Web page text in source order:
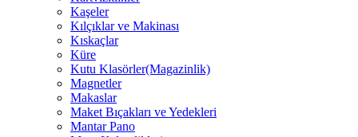
Kaşeler
Kılçıklar ve Makinası
Kıskaçlar
Küre
Kutu Klasörler(Magazinlik)
Magnetler
Makaslar
Maket Bıçakları ve Yedekleri
Mantar Pano